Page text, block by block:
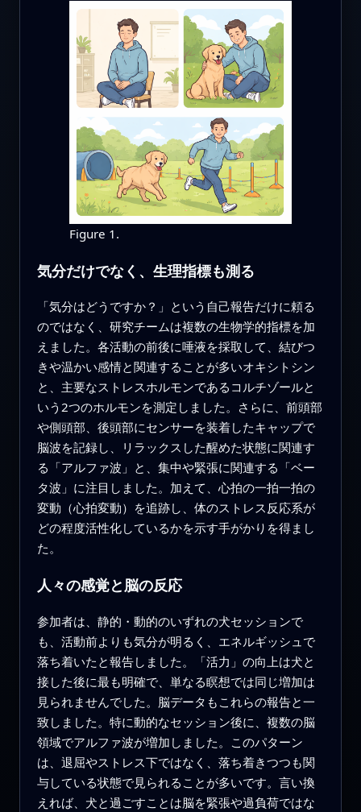
Figure 1.
気分だけでなく、生理指標も測る
「気分はどうですか？」という自己報告だけに頼る
のではなく、研究チームは複数の生物学的指標を加
えました。各活動の前後に唾液を採取して、結びつ
きや温かい感情と関連することが多いオキシトシン
と、主要なストレスホルモンであるコルチゾールと
いう2つのホルモンを測定しました。さらに、前頭部
や側頭部、後頭部にセンサーを装着したキャップで
脳波を記録し、リラックスした醒めた状態に関連す
る「アルファ波」と、集中や緊張に関連する「ベー
タ波」に注目しました。加えて、心拍の一拍一拍の
変動（心拍変動）を追跡し、体のストレス反応系が
どの程度活性化しているかを示す手がかりを得まし
た。
人々の感覚と脳の反応
参加者は、静的・動的のいずれの犬セッションで
も、活動前よりも気分が明るく、エネルギッシュで
落ち着いたと報告しました。「活力」の向上は犬と
接した後に最も明確で、単なる瞑想では同じ増加は
見られませんでした。脳データもこれらの報告と一
致しました。特に動的なセッション後に、複数の脳
領域でアルファ波が増加しました。このパターン
は、退屈やストレス下ではなく、落ち着きつつも関
与している状態で見られることが多いです。言い換
えれば、犬と過ごすことは脳を緊張や過負荷ではな